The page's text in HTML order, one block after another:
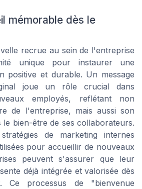
mémorable dès le
recrue au sein de l'entreprise
unique pour instaurer une
positive et durable. Un message
joue un rôle crucial dans
employés, reflétant non
de l'entreprise, mais aussi son
le bien-être de ses collaborateurs.
de marketing internes
pour accueillir de nouveaux
peuvent s'assurer que leur
déjà intégrée et valorisée dès
Ce processus de "bienvenue